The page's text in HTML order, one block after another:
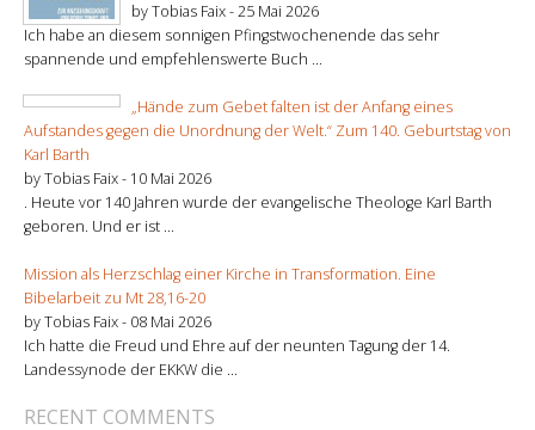
by Tobias Faix -25 Mai 2026
Ich habe an diesem sonnigen Pfingstwochenende das sehr
spannende und empfehlenswerte Buch ...
„Hände zum Gebet falten ist der Anfang eines
Aufstandes gegen die Unordnung der Welt.“ Zum 140. Geburtstag von
Karl Barth
by Tobias Faix - 10 Mai 2026
. Heute vor 140 Jahren wurde der evangelische Theologe Karl Barth
geboren. Und er ist ...
Mission als Herzschlag einer Kirche in Transformation. Eine
Bibelarbeit zu Mt 28,16-20
by Tobias Faix - 08 Mai 2026
Ich hatte die Freud und Ehre auf der neunten Tagung der 14.
Landessynode der EKKW die ...
RECENT COMMENTS